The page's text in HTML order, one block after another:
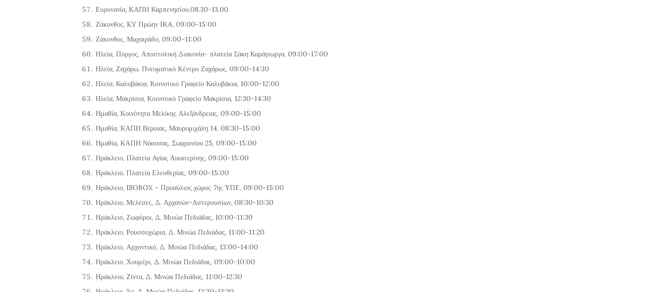
Ευρυτανία, ΚΑΠΗ Καρπενησίου,08.30-13.00
Ζάκυνθος, KY Πρώην ΙΚΑ, 09:00-15:00
Ζάκυνθος, Μαχαιράδο, 09:00-11:00
Ηλεία, Πύργος, Αποστολική Διακονία- πλατεία Σάκη Καράγιωργα, 09:00-17:00
Ηλεία, Ζαχάρω, Πνευματικό Κέντρο Ζαχάρως, 09:00-14:30
Ηλεία, Καλυβάκια, Κοινοτικό Γραφείο Καλυβάκια, 10:00-12:00
Ηλεία, Μακρίσια, Κοινοτικό Γραφείο Μακρίσια, 12:30-14:30
Ημαθία, Κοινότητα Μελίκης Αλεξάνδρειας, 09:00-15:00
Ημαθία, ΚΑΠΗ Βέροιας, Μαυρομιχάλη 14, 08:30-15:00
Ημαθία, ΚΑΠΗ Νάουσας, Σωφρονίου 25, 09:00-15:00
Ηράκλειο, Πλατεία Αγίας Αικατερίνης, 09:00-15:00
Ηράκλειο, Πλατεία Ελευθερίας, 09:00-15:00
Ηράκλειο, ISOBOX – Προαύλιος χώρος 7ης ΥΠΕ, 09:00-15:00
Ηράκλειο, Μελέσες, Δ. Αρχανών-Αστερουσίων, 08:30-10:30
Ηράκλειο, Ζωφόροι, Δ. Μινώα Πεδιάδας, 10:00-11:30
Ηράκλειο, Ρουσσοχώρια, Δ. Μινώα Πεδιάδας, 11:00-11:20
Ηράκλειο, Αρχοντικό, Δ. Μινώα Πεδιάδας, 13:00-14:00
Ηράκλειο, Χουμέρι, Δ. Μινώα Πεδιάδας, 09:00-10:00
Ηράκλειο, Ζίντα, Δ. Μινώα Πεδιάδας, 11:00-12:30